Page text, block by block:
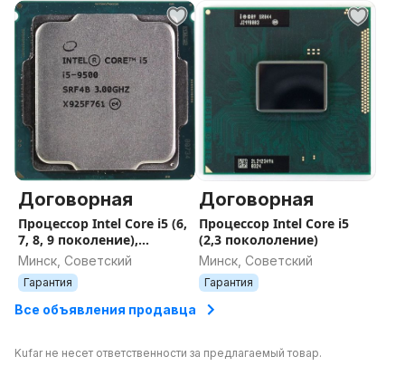
Договорная
Процессор Intel Core i5 (6,
7, 8, 9 поколение),
LGA1151
Минск, Советский
Гарантия
Договорная
Процессор Intel Core i5
(2,3 покололение)
Минск, Советский
Гарантия
Все объявления продавца
Kufar не несет ответственности за предлагаемый товар.